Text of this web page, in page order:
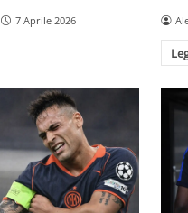
7 Aprile 2026